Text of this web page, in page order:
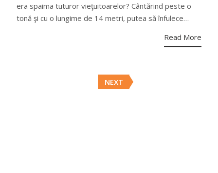
era spaima tuturor vieţuitoarelor? Cântărind peste o
tonă şi cu o lungime de 14 metri, putea să înfulece…
Read More
navigation
NEXT